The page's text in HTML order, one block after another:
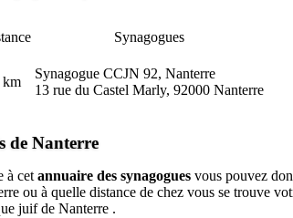
Synagogues
km
Synagogue CCJN 92, Nanterre
13 rue du Castel Marly, 92000 Nanterre
de Nanterre
à cet annuaire des synagoguesvous pouvez
ou à quelle distance de chez vous se trouve
juif de Nanterre .